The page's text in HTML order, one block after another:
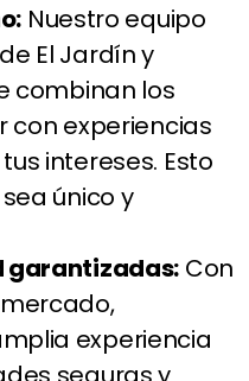
Nuestro equipo
El Jardín y
combinan los
con experiencias
intereses. Esto
único y
garantizadas: Con
experiencia